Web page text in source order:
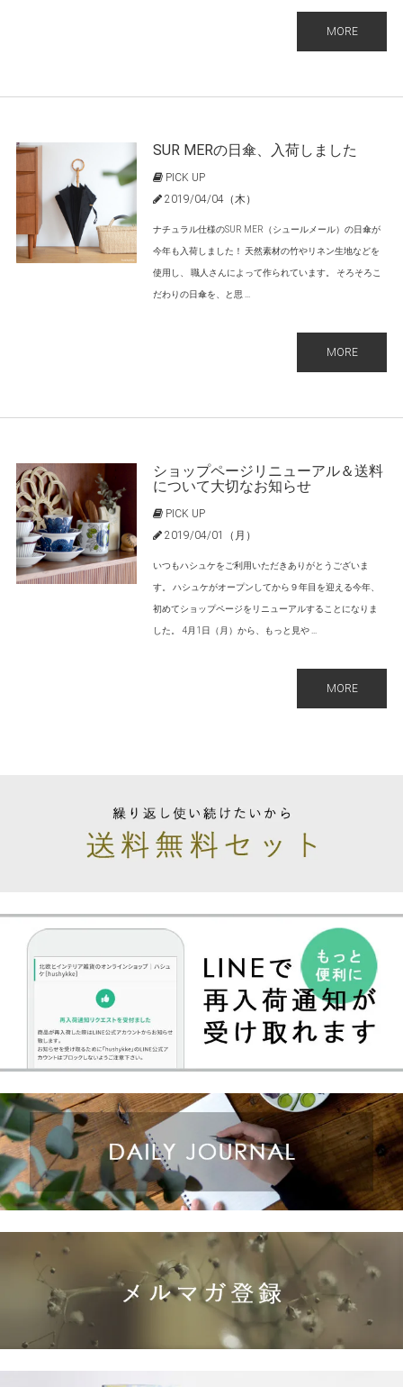
MORE
SUR MERの日傘、入荷しました
PICK UP
2019/04/04（木）
ナチュラル仕様のSUR MER（シュールメール）の日傘が
今年も入荷しました！ 天然素材の竹やリネン生地などを
使用し、 職人さんによって作られています。 そろそろこ
だわりの日傘を、と思 ...
MORE
ショップページリニューアル＆送料
について大切なお知らせ
PICK UP
2019/04/01（月）
いつもハシュケをご利用いただきありがとうございま
す。 ハシュケがオープンしてから９年目を迎える今年、
初めてショップページをリニューアルすることになりま
した。 4月1日（月）から、もっと見や ...
MORE